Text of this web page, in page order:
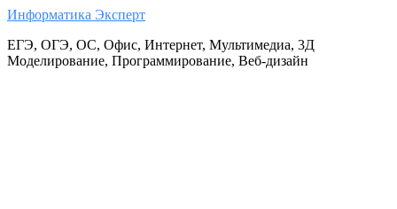
Информатика Эксперт
ЕГЭ, ОГЭ, ОС, Офис, Интернет, Мультимедиа, 3Д
Моделирование, Программирование, Веб-дизайн